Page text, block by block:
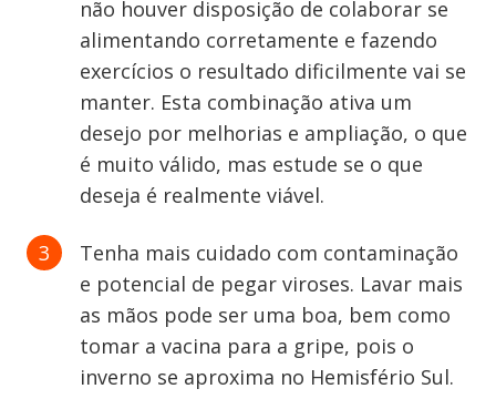
não houver disposição de colaborar se
alimentando corretamente e fazendo
exercícios o resultado dificilmente vai se
manter. Esta combinação ativa um
desejo por melhorias e ampliação, o que
é muito válido, mas estude se o que
deseja é realmente viável.
Tenha mais cuidado com contaminação
e potencial de pegar viroses. Lavar mais
as mãos pode ser uma boa, bem como
tomar a vacina para a gripe, pois o
inverno se aproxima no Hemisfério Sul.